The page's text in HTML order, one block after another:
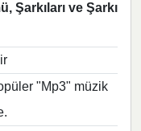
Şarkıları ve Şarkı
"Mp3" müzik